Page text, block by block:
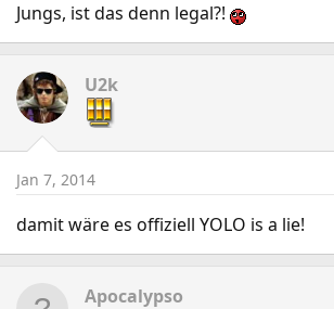
Jungs, ist das denn legal?!
U2k
Jan 7, 2014
damit wäre es offiziell YOLO is a lie!
Apocalypso